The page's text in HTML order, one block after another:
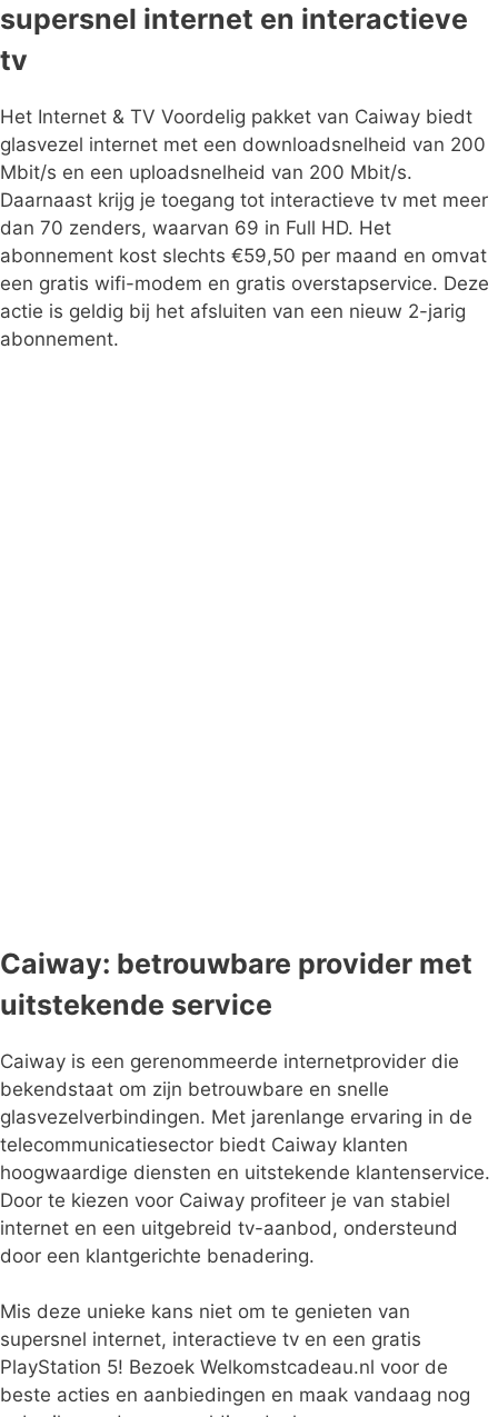
supersnel internet en interactieve
tv
Het Internet & TV Voordelig pakket van Caiway biedt
glasvezel internet met een downloadsnelheid van 200
Mbit/s en een uploadsnelheid van 200 Mbit/s.
Daarnaast krijg je toegang tot interactieve tv met meer
dan 70 zenders, waarvan 69 in Full HD. Het
abonnement kost slechts €59,50 per maand en omvat
een gratis wifi-modem en gratis overstapservice. Deze
actie is geldig bij het afsluiten van een nieuw 2-jarig
abonnement.
Caiway: betrouwbare provider met
uitstekende service
Caiway is een gerenommeerde internetprovider die
bekendstaat om zijn betrouwbare en snelle
glasvezelverbindingen. Met jarenlange ervaring in de
telecommunicatiesector biedt Caiway klanten
hoogwaardige diensten en uitstekende klantenservice.
Door te kiezen voor Caiway profiteer je van stabiel
internet en een uitgebreid tv-aanbod, ondersteund
door een klantgerichte benadering.
Mis deze unieke kans niet om te genieten van
supersnel internet, interactieve tv en een gratis
PlayStation 5! Bezoek Welkomstcadeau.nl voor de
beste acties en aanbiedingen en maak vandaag nog